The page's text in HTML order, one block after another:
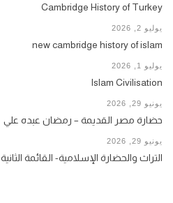
Cambridge History of Turkey
يوليو 2, 2026
new cambridge history of islam
يوليو 1, 2026
Islam Civilisation
يونيو 29, 2026
حضارة مصر القديمة – رمضان عبده علي
يونيو 29, 2026
التراث والحضارة الإسلامية- القائمة الثانية